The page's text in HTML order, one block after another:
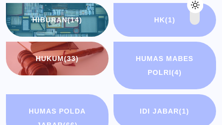
HIBURAN(14) HK(1)
HUKUM(33)
HUMAS MABES
POLRI(4)
HUMAS POLDA
IDI JABAR(1)